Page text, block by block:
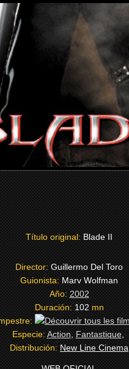
Título original:Blade II
Director:Guillermo Del Toro
Guionista:Marv Wolfman
Año:2002
Duración:102mn
Especie:Action,Fantastique,
Distribución:New Line Cinema